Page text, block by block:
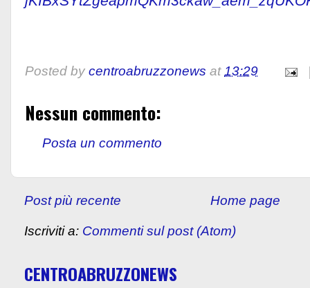
Posted by centroabruzzonews at13:29
Nessun commento:
Posta un commento
Post più recente Home page
Iscriviti a: Commenti sul post (Atom)
CENTROABRUZZONEWS